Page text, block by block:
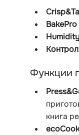
BakePro
Функции
книга